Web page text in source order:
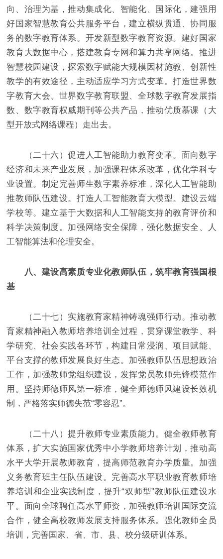
向、治理为基，推动集成化、智能化、国际化，建强用
好国家智慧教育公共服务平台，建立横纵贯通、协同服
务的数字教育体系。开发新型数字教育资源。建好国家
教育大数据中心，搭建教育专网和算力共享网络。推进
智慧校园建设，探索数字赋能大规模因材施教、创新性
教学的有效途径，主动适应学习方式变革。打造世界数
字教育大会、世界数字教育联盟、全球数字教育发展指
数、数字教育权威期刊等公共产品，推动优质慕课（大
型开放式网络课程）走出去。
（二十六）促进人工智能助力教育变革。面向数字
经济和未来产业发展，加强课程体系改革，优化学科专
业设置。制定完善师生数字素养标准，深化人工智能助
推教师队伍建设。打造人工智能教育大模型。建设云端
学校等。建立基于大数据和人工智能支持的教育评价和
科学决策制度。加强网络安全保障，强化数据安全、人
工智能算法和伦理安全。
八、建设高素质专业化教师队伍，筑牢教育强国根
基
（二十七）实施教育家精神铸魂强师行动。推动教
育家精神融入教师培养培训全过程，贯穿课堂教学、科
学研究、社会实践各环节，构建日常浸润、项目赋能、
平台支撑的教师发展良好生态。加强教师队伍思想政治
工作，加强教师党组织建设，发挥党员教师先锋模范作
用。坚持师德师风第一标准，健全师德师风建设长效机
制，严格落实师德失范“零容忍”。
（二十八）提升教师专业素质能力。健全教师教育
体系，扩大实施国家优秀中小学教师培养计划，推动高
水平大学开展教师教育，提高师范教育办学质量。加强
义务教育班主任队伍建设。完善高水平职业教育教师培
养培训和企业实践制度，提升“双师型”教师队伍建设水
平。面向全球聘任高水平师资，加强教师培训国际交流
合作，健全高校教师发展支持服务体系。强化教师全员
培训，完善国家、省、市、县、校分级研训体系。